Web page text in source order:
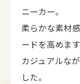
ニーカー。
柔らかな素材
ードを高めます
カジュアルな
した。